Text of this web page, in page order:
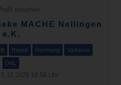
einsehen
MACHE Nellingen
e.K.
Paypal Rechnung Vorkasse
DHL
10:58 Uhr